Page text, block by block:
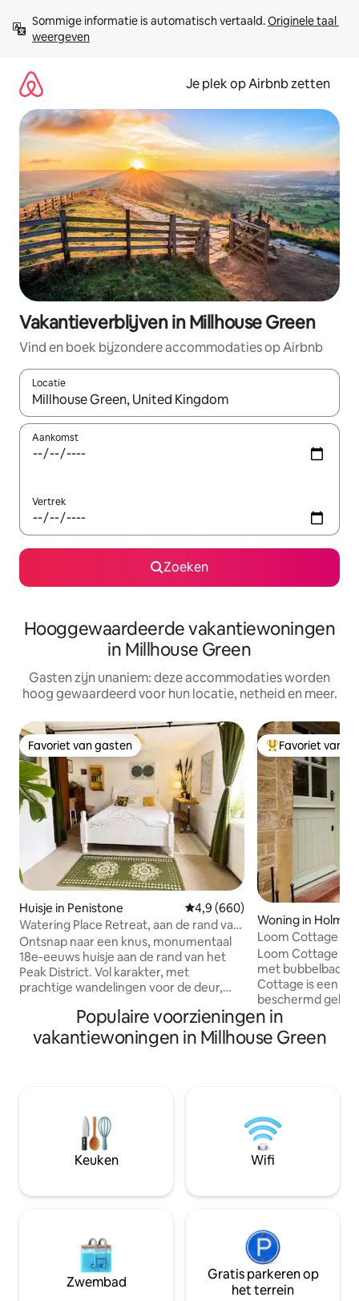
direct
naar
Sommige informatie is automatisch vertaald. Originele taal
weergeven
Je plek op Airbnb zetten
Vakantieverblijven in Millhouse Green
Vind en boek bijzondere accommodaties op Airbnb
Locatie
Wanneer er resultaten beschikbaar zijn, maak je een keuze
Aankomst
Vertrek
Zoeken
Hooggewaardeerde vakantiewoningen
in Millhouse Green
Gasten zijn unaniem: deze accommodaties worden
hoog gewaardeerd voor hun locatie, netheid en meer.
Favoriet van gasten
Favoriet van gasten
Huisje in Penistone Gemiddelde beoordeling van
4,9 (660)
Watering Place Retreat, aan de rand van
het Peak District
Ontsnap naar een knus, monumentaal
18e-eeuws huisje aan de rand van het
Peak District. Vol karakter, met
prachtige wandelingen voor de deur,
privéparkeergelegenheid. Het is perfect
voor koppels, soloreizigers en
hondenbezitters die de omgeving willen
gebruik in de slaapkamer of woonkamer
Op enkele minuten van een pub en
20)
Topfavoriet van
Favoriet van
Woning in
Loom Cottage –
Loom Cottage –
met bubbelbad
Cottage is een
beschermd
en 2 badkamers
combineert
moderne stijl en
zijn welkom en
voor twee auto's.
uitvalsbasis om
en het platteland
Populaire voorzieningen in
vakantiewoningen in Millhouse Green
Keuken Wifi
Zwembad
Gratis parkeren op
het terrein